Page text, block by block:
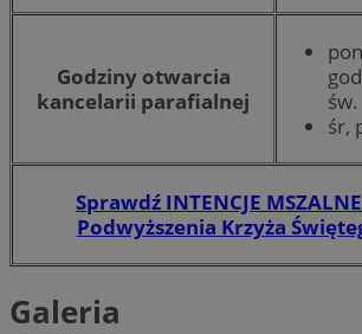
Godziny otwarcia
kancelarii parafialnej
św.
śr,
Sprawdź INTENCJE
Podwyższenia Krzyża
Galeria